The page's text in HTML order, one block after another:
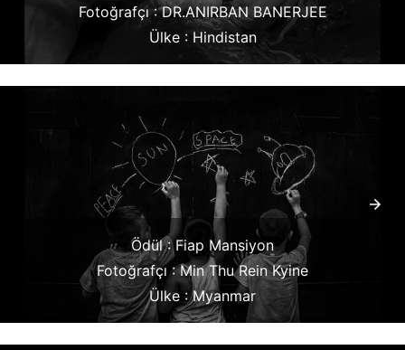
Fotoğrafçı : DR.ANIRBAN BANERJEE
Ülke : Hindistan
Ödül : Fiap Mansiyon
Fotoğrafçı : Min Thu Rein Kyine
Ülke : Myanmar